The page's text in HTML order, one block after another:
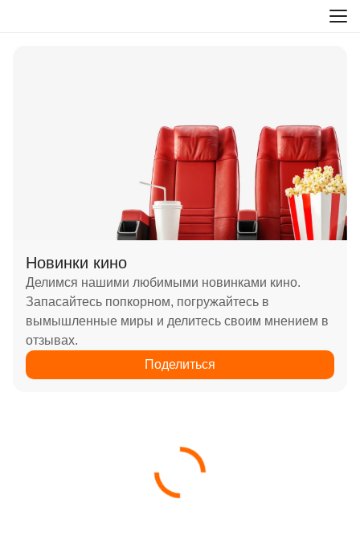
Новинки кино
Делимся нашими любимыми новинками кино.
Запасайтесь попкорном, погружайтесь в
вымышленные миры и делитесь своим мнением в
отзывах.
Поделиться